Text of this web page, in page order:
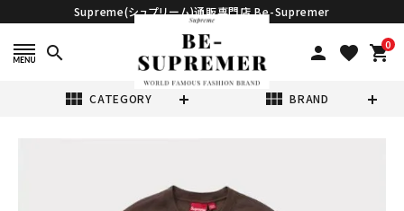
Supreme(シュプリーム)通販専門店 Be-Supremer
search person favorite 0
shopping_cart
view_module CATEGORY view_module BRAND